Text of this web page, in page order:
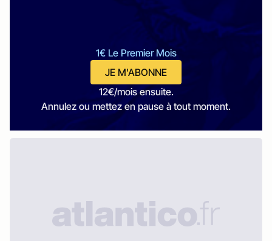
1€ Le Premier Mois
JE M'ABONNE
12€/mois ensuite.
Annulez ou mettez en pause à tout moment.